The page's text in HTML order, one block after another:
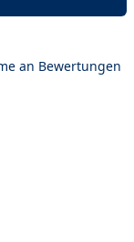
an Bewertungen